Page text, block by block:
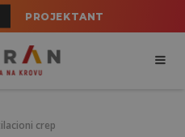
PROJEKTANT
crep